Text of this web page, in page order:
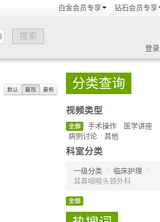
白金会员专享 钻石会员专享
登录
默认 最热 最新 分类查询
视频类型
全部 手术操作 医学讲座
病例讨论
其他
科室分类
一级分类 / 临床护理
/
耳鼻咽喉头颈外科
全部